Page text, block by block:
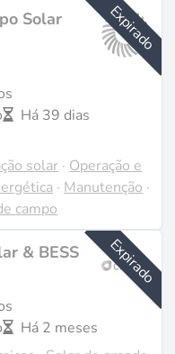
Expirado
Solar
Há 39 dias
solar · Operação e
· Manutenção ·
campo
Expirado
& BESS
Há 2 meses